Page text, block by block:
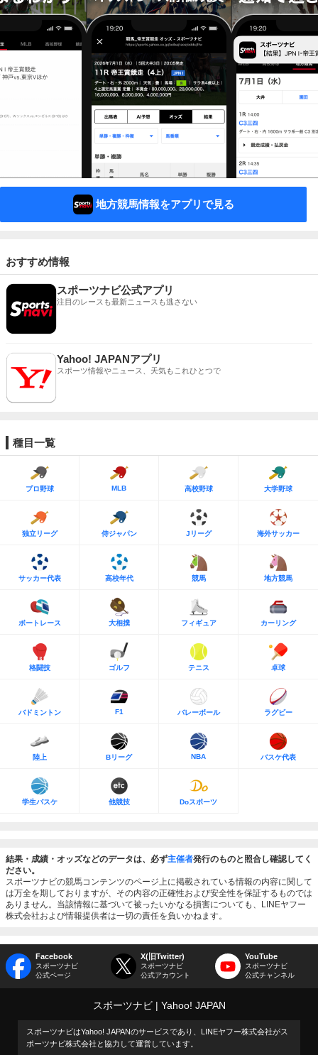
地方競馬情報をアプリで見る
おすすめ情報
スポーツナビ公式アプリ
注目のレースも最新ニュースも逃さない
Yahoo! JAPANアプリ
スポーツ情報やニュース、天気もこれひとつで
種目一覧
プロ野球 MLB 高校野球 大学野球
独立リーグ 侍ジャパン Jリーグ 海外サッカー
サッカー代表 高校年代 競馬 地方競馬
ボートレース 大相撲 フィギュア カーリング
格闘技 ゴルフ テニス 卓球
バドミントン F1 バレーボール ラグビー
陸上 Bリーグ NBA バスケ代表
学生バスケ 他競技 Doスポーツ
結果・成績・オッズなどのデータは、必ず主催者発行のものと照合し確認してく
ださい。
スポーツナビの競馬コンテンツのページ上に掲載されている情報の内容に関して
は万全を期しておりますが、その内容の正確性および安全性を保証するものでは
ありません。当該情報に基づいて被ったいかなる損害についても、LINEヤフー
株式会社および情報提供者は一切の責任を負いかねます。
Facebook
スポーツナビ
公式ページ
X(旧Twitter)
スポーツナビ
公式アカウント
YouTube
スポーツナビ
公式チャンネル
スポーツナビ Yahoo! JAPAN
スポーツナビはYahoo! JAPANのサービスであり、LINEヤフー株式会社がス
ポーツナビ株式会社と協力して運営しています。